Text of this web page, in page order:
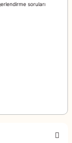
soruları